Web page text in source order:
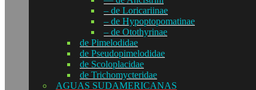
– de Loricariinae
– de Hypoptopomatinae
– de Otothyrinae
de Pimelodidae
de Pseudopimelodidae
de Scoloplacidae
de Trichomycteridae
AGUAS SUDAMERICANAS